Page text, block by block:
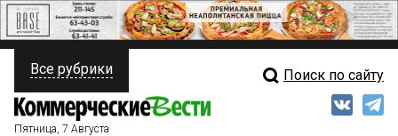
ПОЛИТИКА
ФИНАНСЫ
Свежий выпуск
Все рубрики Поиск по сайту
Пятница, 7 Августа